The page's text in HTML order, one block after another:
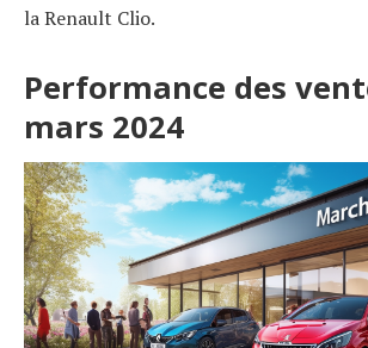
la Renault Clio.
Performance des
mars 2024